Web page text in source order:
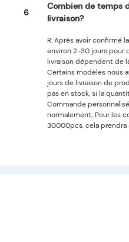
6
Combien de temps
livraison?
R: Après avoir confirmé
environ 2-30 jours pour
livraison dépendent de
Certains modèles nous
jours de livraison de
pas en stock, si la
Commande
normalement; Pour les
30000pcs, cela prendra